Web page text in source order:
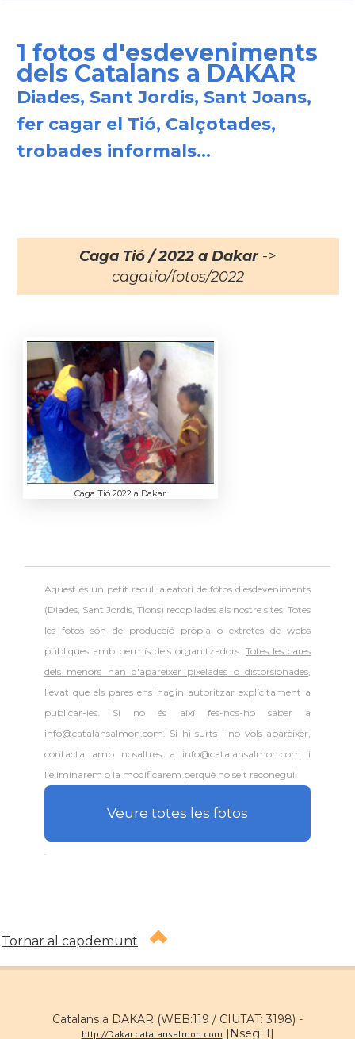
1 fotos d'esdeveniments
dels Catalans a DAKAR
Diades, Sant Jordis, Sant Joans,
fer cagar el Tió, Calçotades,
trobades informals...
Caga Tió / 2022 a Dakar->
cagatio/fotos/2022
Caga Tió 2022 a Dakar
Aquest és un petit recull aleatori defotos d'esdeveniments
(Diades, Sant Jordis, Tions) recopilades als nostre sites. Totes
les fotos són de producció pròpia o extretes de webs
públiques amb permís dels organitzadors.Totes les cares
dels menors han d'aparèixer pixelades o distorsionades,
llevat que els pares ens hagin autoritzar explícitament a
publicar-les. Si no és així fes-nos-ho saber a
info@catalansalmon.com. Si hi surts i no vols aparèixer,
contacta amb nosaltres a info@catalansalmon.com i
l'eliminarem o la modificarem perquè no se't reconegui.
Veure totes les fotos
Tornar al capdemunt
Catalans a DAKAR (WEB:119 / CIUTAT: 3198) -
http://Dakar.catalansalmon.com [Nseg: 1]